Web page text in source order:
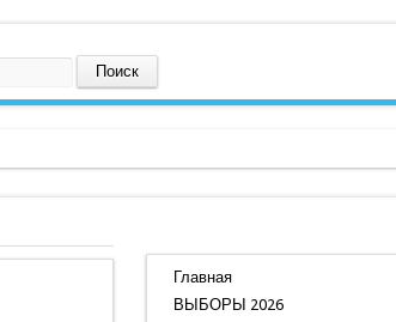
Главная
ВЫБОРЫ 2026